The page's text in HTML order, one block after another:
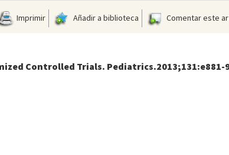
Imprimir Añadir a biblioteca Comentar este
Controlled Trials. Pediatrics.2013;131:e881-